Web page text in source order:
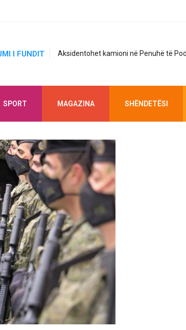
I FUNDIT Aksidentohet kamioni në Penuhë të
SPORT MAGAZINA SHËNDETËSI